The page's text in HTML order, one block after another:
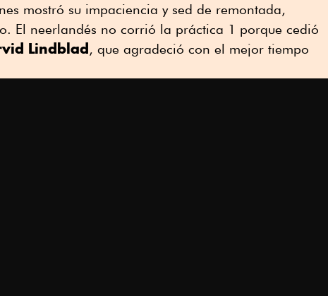
mostró su impaciencia y sed de remontada,
El neerlandés no corrió la práctica 1 porque cedió
Lindblad, que agradeció con el mejor tiempo